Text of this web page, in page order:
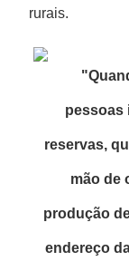
rurais.
pessoas
reservas,
mão de
produção
endereço